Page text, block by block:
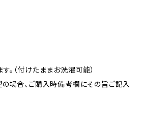
。（付けたままお洗濯可能）
場合、ご購入時備考欄にその旨ご記入